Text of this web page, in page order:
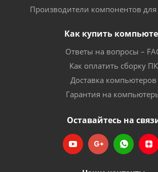
Производители компонентов
Как купить
Ответы на вопросы –
Как оплатить сборку ПК
Доставка компьютеров
Гарантия на
Оставайтесь на